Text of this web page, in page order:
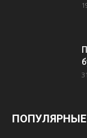
ПОПУЛЯРНЫЕ